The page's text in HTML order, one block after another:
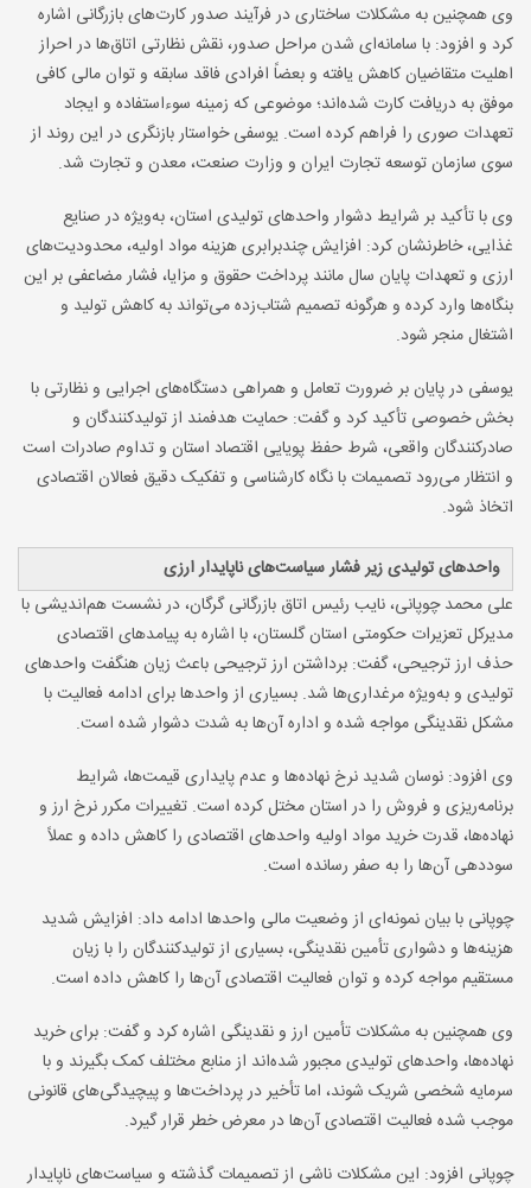
وی همچنین به مشکلات ساختاری در فرآیند صدور کارت‌های بازرگانی اشاره
کرد و افزود: با سامانه‌ای شدن مراحل صدور، نقش نظارتی اتاق‌ها در احراز
اهلیت متقاضیان کاهش یافته و بعضاً افرادی فاقد سابقه و توان مالی کافی
موفق به دریافت کارت شده‌اند؛ موضوعی که زمینه سوءاستفاده و ایجاد
تعهدات صوری را فراهم کرده است. یوسفی خواستار بازنگری در این روند از
سوی سازمان توسعه تجارت ایران و وزارت صنعت، معدن و تجارت شد.
وی با تأکید بر شرایط دشوار واحدهای تولیدی استان، به‌ویژه در صنایع
غذایی، خاطرنشان کرد: افزایش چندبرابری هزینه مواد اولیه، محدودیت‌های
ارزی و تعهدات پایان سال مانند پرداخت حقوق و مزایا، فشار مضاعفی بر این
بنگاه‌ها وارد کرده و هرگونه تصمیم شتاب‌زده می‌تواند به کاهش تولید و
اشتغال منجر شود.
یوسفی در پایان بر ضرورت تعامل و همراهی دستگاه‌های اجرایی و نظارتی با
بخش خصوصی تأکید کرد و گفت: حمایت هدفمند از تولیدکنندگان و
صادرکنندگان واقعی، شرط حفظ پویایی اقتصاد استان و تداوم صادرات است
و انتظار می‌رود تصمیمات با نگاه کارشناسی و تفکیک دقیق فعالان اقتصادی
اتخاذ شود.
واحدهای تولیدی زیر فشار سیاست‌های ناپایدار ارزی
علی محمد چوپانی، نایب رئیس اتاق بازرگانی گرگان، در نشست هم‌اندیشی با
مدیرکل تعزیرات حکومتی استان گلستان، با اشاره به پیامدهای اقتصادی
حذف ارز ترجیحی، گفت: برداشتن ارز ترجیحی باعث زیان هنگفت واحدهای
تولیدی و به‌ویژه مرغداری‌ها شد. بسیاری از واحدها برای ادامه فعالیت با
مشکل نقدینگی مواجه شده و اداره آن‌ها به شدت دشوار شده است.
وی افزود: نوسان شدید نرخ نهاده‌ها و عدم پایداری قیمت‌ها، شرایط
برنامه‌ریزی و فروش را در استان مختل کرده است. تغییرات مکرر نرخ ارز و
نهاده‌ها، قدرت خرید مواد اولیه واحدهای اقتصادی را کاهش داده و عملاً
سوددهی آن‌ها را به صفر رسانده است.
چوپانی با بیان نمونه‌ای از وضعیت مالی واحدها ادامه داد: افزایش شدید
هزینه‌ها و دشواری تأمین نقدینگی، بسیاری از تولیدکنندگان را با زیان
مستقیم مواجه کرده و توان فعالیت اقتصادی آن‌ها را کاهش داده است.
وی همچنین به مشکلات تأمین ارز و نقدینگی اشاره کرد و گفت: برای خرید
نهاده‌ها، واحدهای تولیدی مجبور شده‌اند از منابع مختلف کمک بگیرند و با
سرمایه شخصی شریک شوند، اما تأخیر در پرداخت‌ها و پیچیدگی‌های قانونی
موجب شده فعالیت اقتصادی آن‌ها در معرض خطر قرار گیرد.
چوپانی افزود: این مشکلات ناشی از تصمیمات گذشته و سیاست‌های ناپایدار